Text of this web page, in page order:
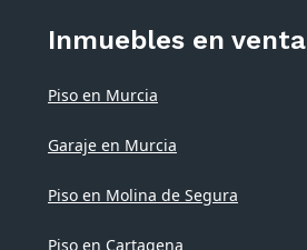
Inmuebles en venta
Piso en Murcia
Garaje en Murcia
Piso en Molina de Segura
Piso en Cartagena